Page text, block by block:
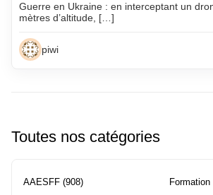
Guerre en Ukraine : en interceptant un
mètres d’altitude, […]
piwi
Toutes nos catégories
AAESFF (908) Formation